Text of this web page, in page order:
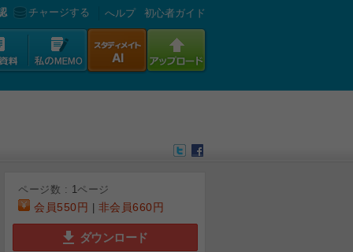
チャージする へルプ 初心者ガイド
ページ数 : 1ページ
会員550円 非会員660円
ダウンロード